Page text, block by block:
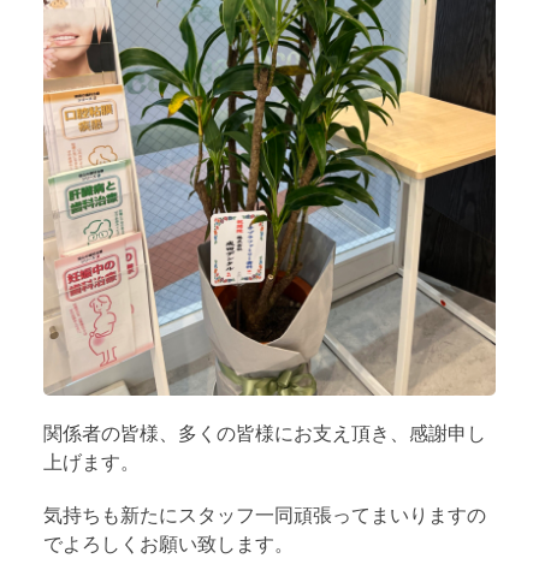
関係者の皆様、多くの皆様にお支え頂き、感謝申し
上げます。
気持ちも新たにスタッフ一同頑張ってまいりますの
でよろしくお願い致します。